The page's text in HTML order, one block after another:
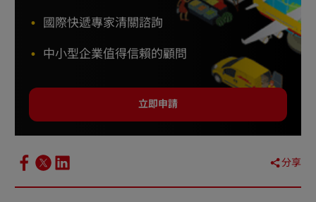
國際快遞專家清關諮詢
中小型企業值得信賴的顧問
立即申請
分享